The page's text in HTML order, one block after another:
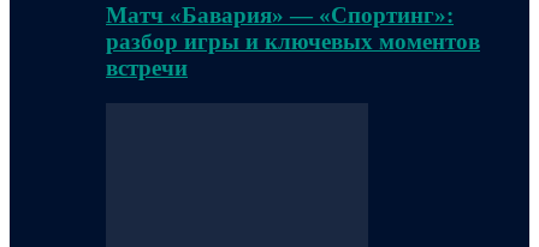
Матч «Бавария» — «Спортинг»:
разбор игры и ключевых моментов
встречи